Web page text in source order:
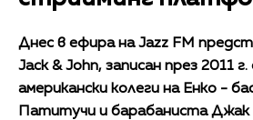
Днес в ефира на Jazz FM
Jack & John, записан през 2011
американски колеги на Енко -
Патитучи и барабаниста